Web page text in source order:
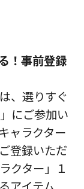
！事前登録
、選りすぐ
にご参加い
ャラクター
登録いただ
クター」１